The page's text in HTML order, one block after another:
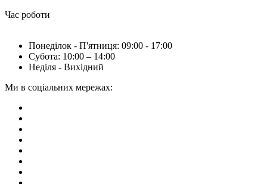
Час роботи
Понеділок - П'ятниця: 09:00 - 17:00
Субота: 10:00 – 14:00
Неділя - Вихідний
Ми в соціальних мережах: